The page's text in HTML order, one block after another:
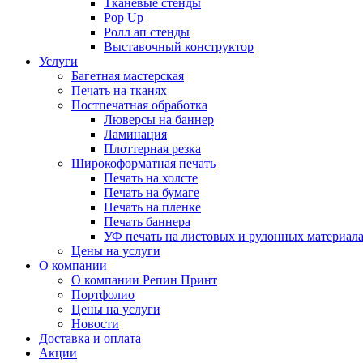
Pop Up
Ролл ап стенды
Выставочный конструктор
Услуги
Багетная мастерская
Печать на тканях
Постпечатная обработка
Люверсы на баннер
Ламинация
Плоттерная резка
Широкоформатная печать
Печать на холсте
Печать на бумаге
Печать на пленке
Печать баннера
УФ печать на листовых и рулонных
Цены на услуги
О компании
О компании Репин Принт
Портфолио
Цены на услуги
Новости
Доставка и оплата
Акции